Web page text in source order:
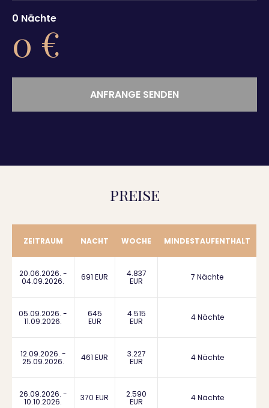
0 Nächte
0 €
ANFRANGE SENDEN
PREISE
ZEITRAUM NACHT WOCHE MINDESTAUFENTHALT
20.06.2026. -
04.09.2026. 691 EUR 4.837
EUR 7 Nächte
05.09.2026. -
11.09.2026.
645
EUR
4.515
EUR 4 Nächte
12.09.2026. -
25.09.2026. 461 EUR 3.227
EUR 4 Nächte
26.09.2026. -
10.10.2026. 370 EUR 2.590
EUR 4 Nächte